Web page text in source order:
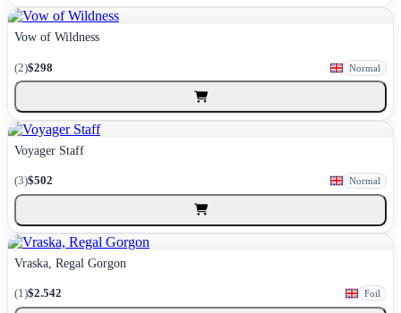
Vow of Wildness
(2)$298 Normal
Voyager Staff
(3)$502 Normal
Vraska, Regal Gorgon
(1)$2.542 Foil